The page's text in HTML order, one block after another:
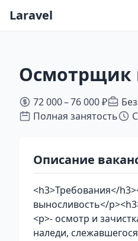
Laravel
Осмотрщик
72 000 – 76 000 ₽
Полная занятость
Описание
<h3>Требования</
выносливость</
<p>- осмотр и
наледи,